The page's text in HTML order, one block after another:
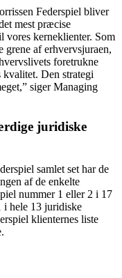
Federspiel bliver
mest præcise
kerneklienter. Som
af erhvervsjuraen,
foretrukne
Den strategi
siger Managing
juridiske
samlet set har de
af de enkelte
nummer 1 eller 2 i 17
i hele 13 juridiske
klienternes liste